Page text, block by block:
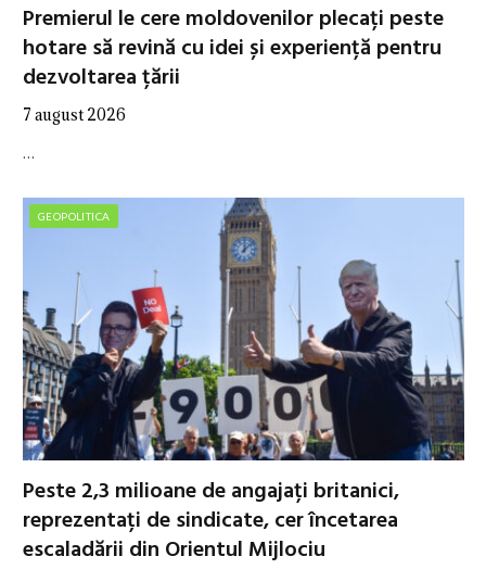
Premierul le cere moldovenilor plecați peste
hotare să revină cu idei și experiență pentru
dezvoltarea țării
7 august 2026
…
GEOPOLITICA
Peste 2,3 milioane de angajați britanici,
reprezentați de sindicate, cer încetarea
escaladării din Orientul Mijlociu